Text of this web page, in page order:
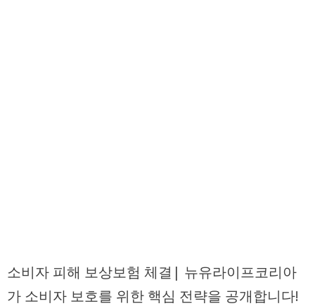
소비자 피해 보상보험 체결| 뉴유라이프코리아
가 소비자 보호를 위한 핵심 전략을 공개합니다!